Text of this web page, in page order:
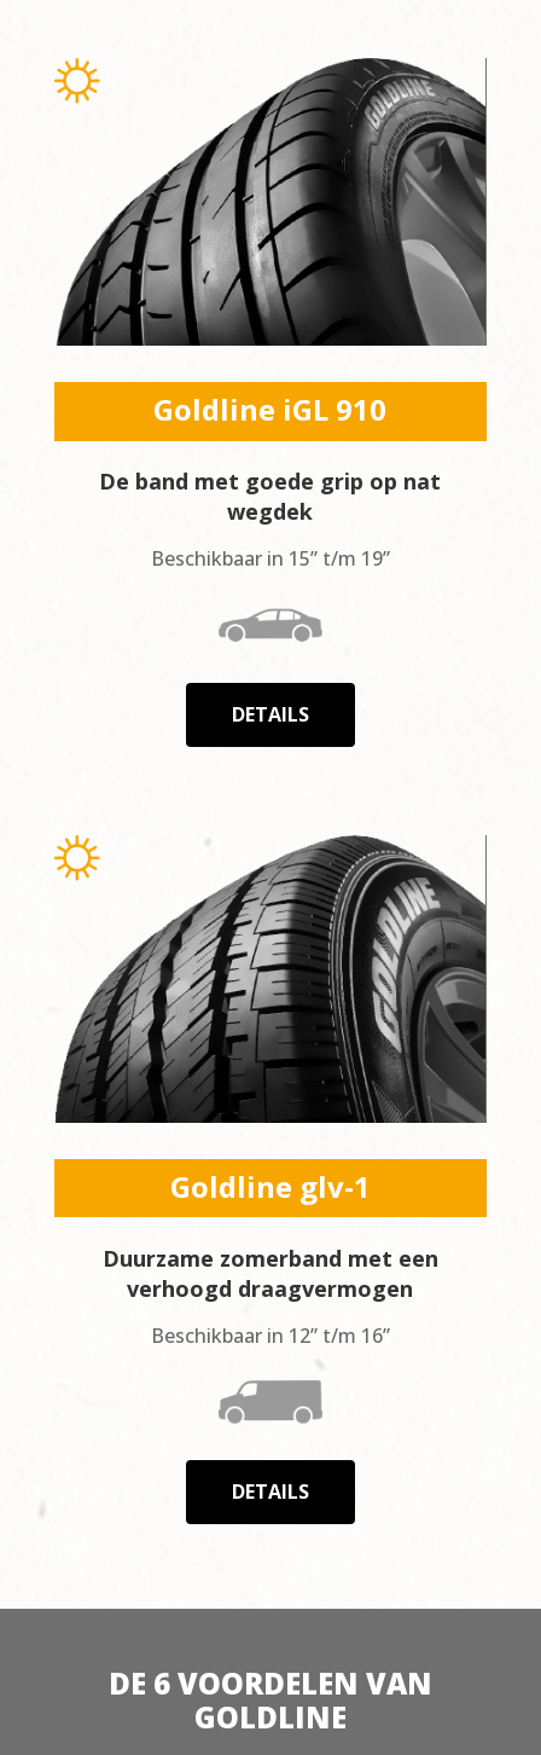
Goldline iGL 910
De band met goede grip op nat
wegdek
Beschikbaar in 15” t/m 19”
DETAILS
Goldline glv-1
Duurzame zomerband met een
verhoogd draagvermogen
Beschikbaar in 12” t/m 16”
DETAILS
DE 6 VOORDELEN VAN
GOLDLINE